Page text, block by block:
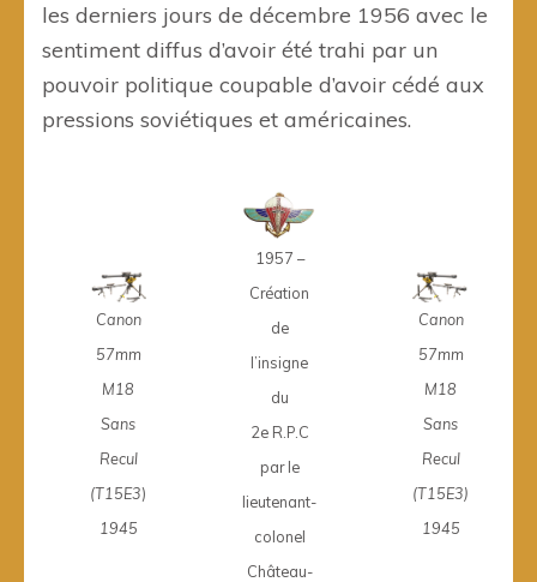
les derniers jours de décembre 1956 avec le
sentiment diffus d’avoir été trahi par un
pouvoir politique coupable d’avoir cédé aux
pressions soviétiques et américaines.
Canon
57mm
M18
Sans
Recul
(T15E3)
1945
1957 –
Création
de
l’insigne
du
2e R.P.C
par le
lieutenant-
colonel
Château-
Canon
57mm
M18
Sans
Recul
(T15E3)
1945